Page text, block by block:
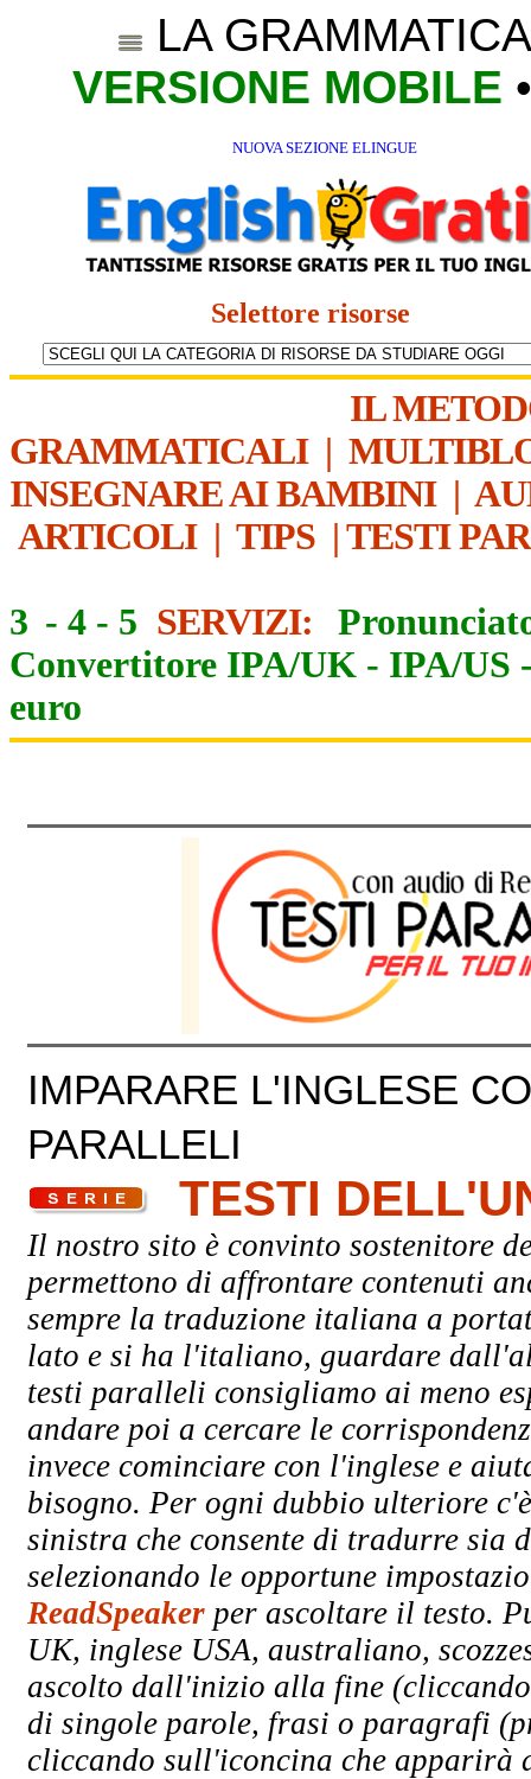
LA
VERSIONE MOBILE
NUOVA SEZIONE ELINGUE
Selettore risorse
IL
GRAMMATICALI|
INSEGNARE AI BAMBINI|
ARTICOLI| TIPS | TESTI
3 - 4 - 5 SERVIZI:
Convertitore IPA/UK - IPA/US
euro
IMPARARE L'INGLESE
PARALLELI
TESTI
Il nostro sito è convinto sostenitore
permettono di affrontare contenuti
sempre la traduzione italiana a
lato e si ha l'italiano, guardare
testi paralleli consigliamo ai meno
andare poi a cercare le
invece cominciare con l'inglese e
bisogno. Per ogni dubbio ulteriore
sinistra che consente di tradurre
selezionando le opportune
ReadSpeaker per ascoltare il testo.
UK, inglese USA, australiano,
ascolto dall'inizio alla fine
di singole parole, frasi o paragrafi
cliccando sull'iconcina che apparirà